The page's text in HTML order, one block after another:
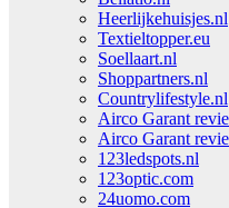
Heerlijkehuisjes.nl
Textieltopper.eu
Soellaart.nl
Shoppartners.nl
Countrylifestyle.nl
Airco Garant
Airco Garant
123ledspots.nl
123optic.com
24uomo.com